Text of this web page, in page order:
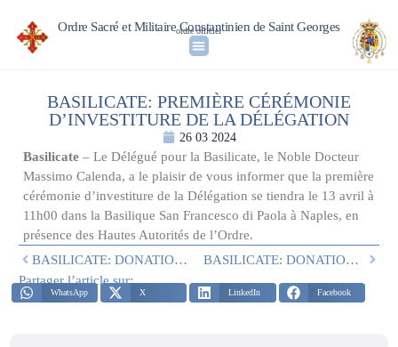
Ordre Sacré et Militaire Constantinien de Saint Georges
ordre officiel
BASILICATE: PREMIÈRE CÉRÉMONIE
D’INVESTITURE DE LA DÉLÉGATION
26 03 2024
Basilicate – Le Délégué pour la Basilicate, le Noble Docteur
Massimo Calenda, a le plaisir de vous informer que la première
cérémonie d’investiture de la Délégation se tiendra le 13 avril à
11h00 dans la Basilique San Francesco di Paola à Naples, en
présence des Hautes Autorités de l’Ordre.
BASILICATE: DONATION À SCANZANO JONICO
BASILICATE: DONATION EN VUE DE LA SAINTE PÂQUES
Partager l’article sur:
WhatsApp X LinkedIn Facebook